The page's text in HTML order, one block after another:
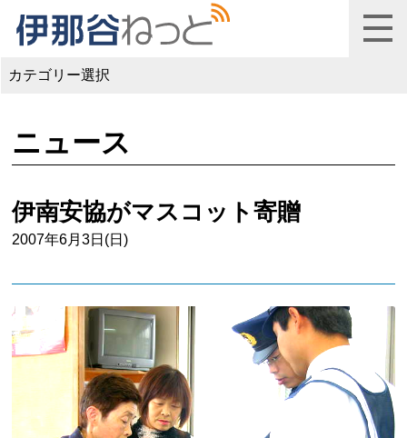
カテゴリー選択
ニュース
伊南安協がマスコット寄贈
2007年6月3日(日)